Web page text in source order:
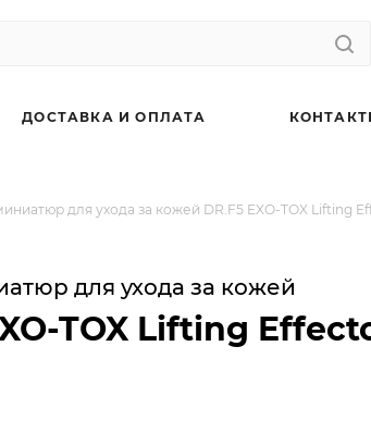
ДОСТАВКА И ОПЛАТА
для ухода за кожей DR.F5 EXO-TOX Lifting
для ухода за кожей
TOX Lifting